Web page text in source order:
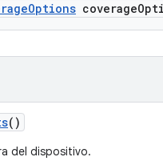
Options coverage
()
del dispositivo.